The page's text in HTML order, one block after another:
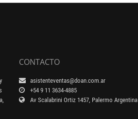
CONTACTO
asistenteventas@doan.com.ar
+54 9 11 3634-4885
Av Scalabrini Ortiz 1457, Palermo Argentina